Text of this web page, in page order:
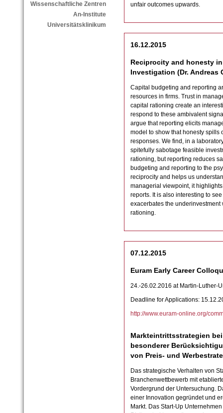
Wissenschaftliche Zentren
An-Institute
Universitätsklinikum
unfair outcomes upwards.
16.12.2015
Reciprocity and honesty
Investigation (Dr. Andreas
Capital budgeting and reporting
resources in firms. Trust in
capital rationing create an
respond to these ambivalent
argue that reporting elicits
model to show that honesty spills
responses. We find, in a
spitefully sabotage feasible
rationing, but reporting reduces
budgeting and reporting to the
reciprocity and helps us
managerial viewpoint, it
reports. It is also interesting to
exacerbates the
rationing.
07.12.2015
Euram Early Career
24.-26.02.2016 at Martin-Luther-
Deadline for Applications:
http://www.euram-online.org/
Markteintrittsstrategien
besonderer
von Preis- und
Das strategische Verhalten von
Branchenwettbewerb mit
Vordergrund der Untersuchung.
einer Innovation gegründet und
Markt. Das Start-Up